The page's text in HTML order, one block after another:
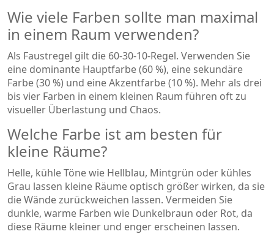
Wie viele Farben sollte man maximal
in einem Raum verwenden?
Als Faustregel gilt die 60-30-10-Regel. Verwenden Sie
eine dominante Hauptfarbe (60 %), eine sekundäre
Farbe (30 %) und eine Akzentfarbe (10 %). Mehr als drei
bis vier Farben in einem kleinen Raum führen oft zu
visueller Überlastung und Chaos.
Welche Farbe ist am besten für
kleine Räume?
Helle, kühle Töne wie Hellblau, Mintgrün oder kühles
Grau lassen kleine Räume optisch größer wirken, da sie
die Wände zurückweichen lassen. Vermeiden Sie
dunkle, warme Farben wie Dunkelbraun oder Rot, da
diese Räume kleiner und enger erscheinen lassen.